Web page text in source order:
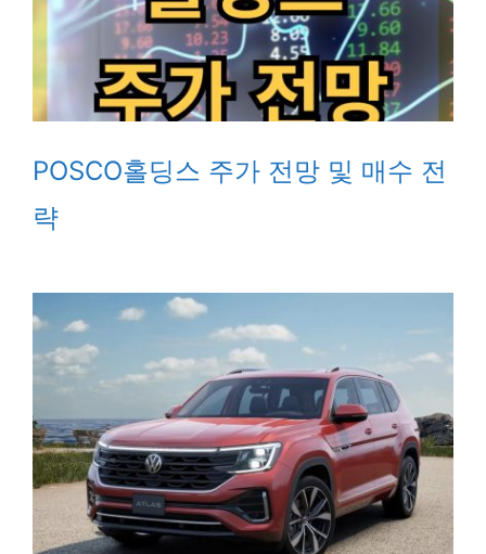
POSCO홀딩스 주가 전망 및 매수 전
략